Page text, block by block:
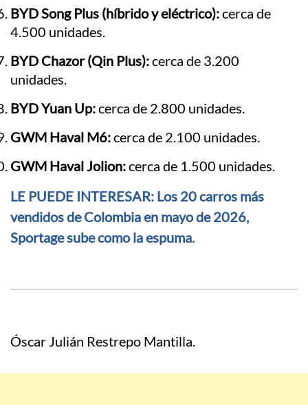
BYD Song Plus (híbrido y eléctrico):cerca de
4.500 unidades.
BYD Chazor (Qin Plus):cerca de 3.200
unidades.
BYD Yuan Up:cerca de 2.800 unidades.
GWM Haval M6:cerca de 2.100 unidades.
GWM Haval Jolion:cerca de 1.500 unidades.
LE PUEDE INTERESAR: Los 20 carros más
vendidos de Colombia en mayo de 2026,
Sportage sube como la espuma.
Óscar Julián Restrepo Mantilla.